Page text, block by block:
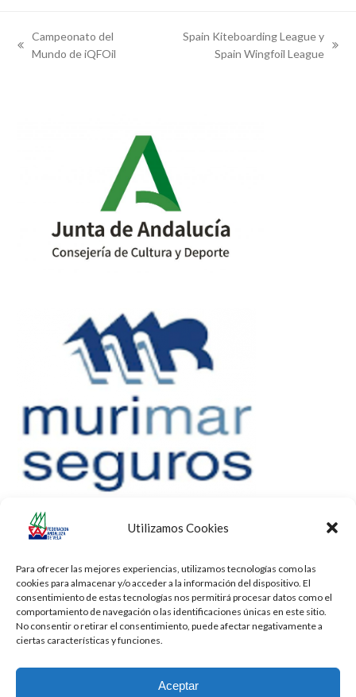
Utilizamos Cookies
Para ofrecer las mejores experiencias, utilizamos tecnologías como las
cookies para almacenar y/o acceder a la información del dispositivo. El
consentimiento de estas tecnologías nos permitirá procesar datos como el
comportamiento de navegación o las identificaciones únicas en este sitio.
No consentir o retirar el consentimiento, puede afectar negativamente a
ciertas características y funciones.
Aceptar
previous
Campeonato del
Mundo de iQFOil
Spain Kiteboarding League y
Spain Wingfoil League